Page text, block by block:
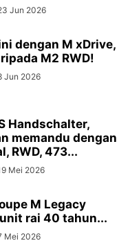
Jun 2026
dengan M xDrive,
M2 RWD!
Jun 2026
Handschalter,
memandu dengan
RWD, 473...
Mei 2026
M Legacy
rai 40 tahun...
Mei 2026